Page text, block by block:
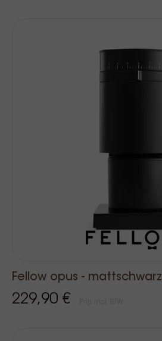
Fellow opus - mattschwarz
229,90 €